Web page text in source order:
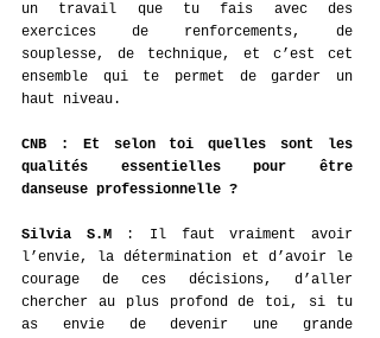
un travail que tu fais avec des
exercices de renforcements, de
souplesse, de technique, et c’est cet
ensemble qui te permet de garder un
haut niveau.
CNB
: Et selon toi quelles sont les
qualités essentielles pour être
danseuse professionnelle ?
Silvia S.M : Il faut vraiment avoir
l’envie, la détermination et d’avoir le
courage de ces décisions, d’aller
chercher au plus profond de toi, si tu
as envie de devenir une grande